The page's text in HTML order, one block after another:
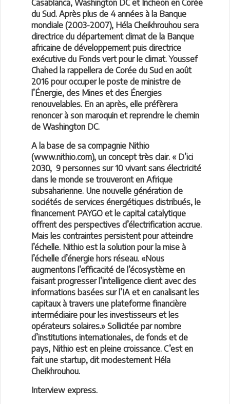
Casablanca, Washington DC et Incheon en Corée
du Sud. Après plus de 4 années à la Banque
mondiale (2003-2007), Héla Cheikhrouhou sera
directrice du département climat de la Banque
africaine de développement puis directrice
exécutive du Fonds vert pour le climat. Youssef
Chahed la rappellera de Corée du Sud en août
2016 pour occuper le poste de ministre de
l’Énergie, des Mines et des Énergies
renouvelables. En an après, elle préfèrera
renoncer à son maroquin et reprendre le chemin
de Washington DC.
A la base de sa compagnie Nithio
(www.nithio.com), un concept très clair. « D’ici
2030, 9 personnes sur 10 vivant sans électricité
dans le monde se trouveront en Afrique
subsaharienne. Une nouvelle génération de
sociétés de services énergétiques distribués, le
financement PAYGO et le capital catalytique
offrent des perspectives d’électrification accrue.
Mais les contraintes persistent pour atteindre
l’échelle. Nithio est la solution pour la mise à
l’échelle d’énergie hors réseau. «Nous
augmentons l’efficacité de l’écosystème en
faisant progresser l’intelligence client avec des
informations basées sur l’IA et en canalisant les
capitaux à travers une plateforme financière
intermédiaire pour les investisseurs et les
opérateurs solaires.» Sollicitée par nombre
d’institutions internationales, de fonds et de
pays, Nithio est en pleine croissance. C’est en
fait une startup, dit modestement Héla
Cheikhrouhou.
Interview express.